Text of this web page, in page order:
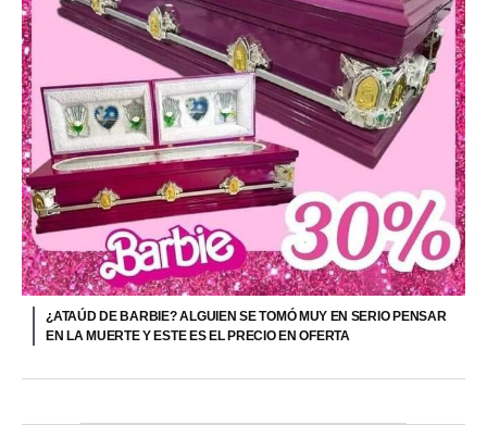
¿ATAÚD DE BARBIE? ALGUIEN SE TOMÓ MUY EN SERIO PENSAR
EN LA MUERTE Y ESTE ES EL PRECIO EN OFERTA